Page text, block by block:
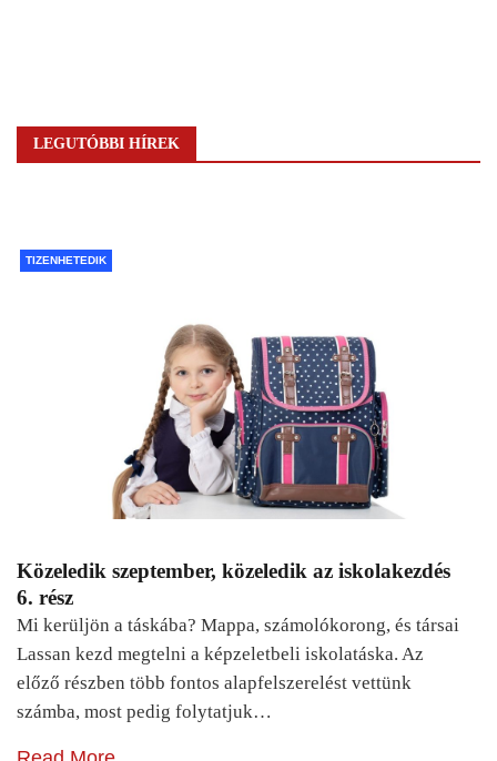
LEGUTÓBBI HÍREK
TIZENHETEDIK
Közeledik szeptember, közeledik az iskolakezdés
6. rész
Mi kerüljön a táskába? Mappa, számolókorong, és társai
Lassan kezd megtelni a képzeletbeli iskolatáska. Az
előző részben több fontos alapfelszerelést vettünk
számba, most pedig folytatjuk…